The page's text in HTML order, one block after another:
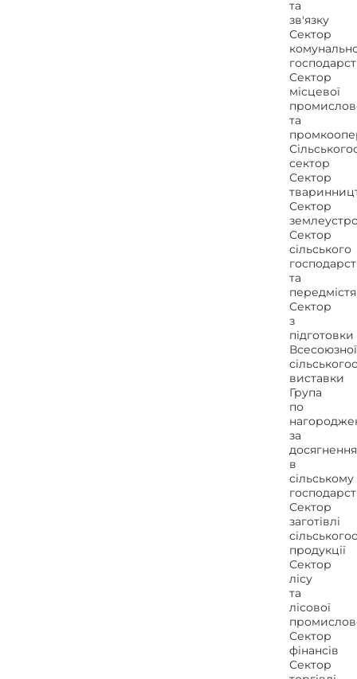
та
зв'язку
Сектор
Сектор
місцевої
та
сектор
Сектор
Сектор
Сектор
сільського
та
передмістя
Сектор
з
підготовки
Всесоюзної
виставки
Група
по
за
досягнення
в
сільському
Сектор
заготівлі
продукції
Сектор
лісу
та
лісової
Сектор
фінансів
Сектор